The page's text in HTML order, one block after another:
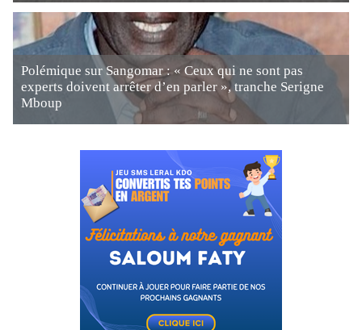
Polémique sur Sangomar : « Ceux qui ne sont pas
experts doivent arrêter d’en parler », tranche Serigne
Mboup